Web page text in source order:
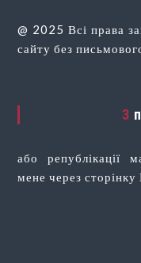
@ 2025 Всі права
сайту без
або републікації
мене через